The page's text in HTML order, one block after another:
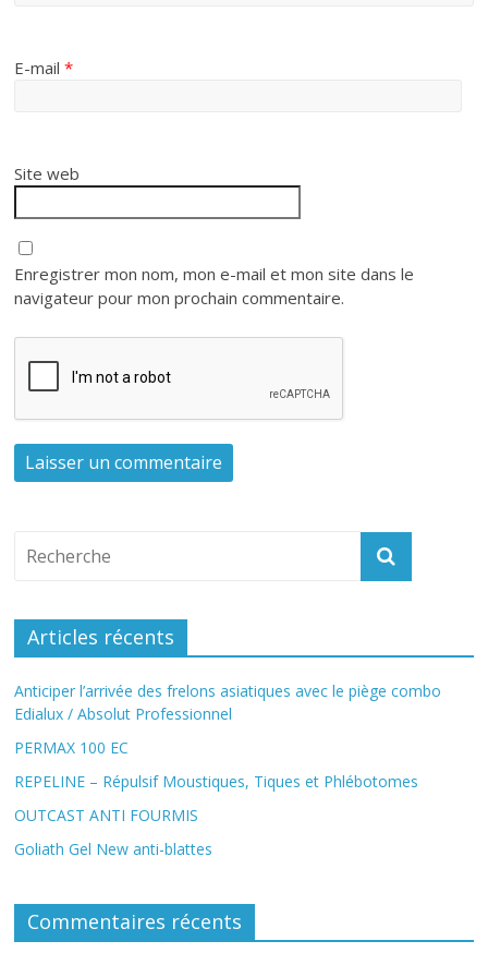
E-mail*
Site web
Enregistrer mon nom, mon e-mail et mon site dans le
navigateur pour mon prochain commentaire.
Articles récents
Anticiper l’arrivée des frelons asiatiques avec le piège combo
Edialux / Absolut Professionnel
PERMAX 100 EC
REPELINE – Répulsif Moustiques, Tiques et Phlébotomes
OUTCAST ANTI FOURMIS
Goliath Gel New anti-blattes
Commentaires récents